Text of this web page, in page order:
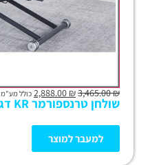
₪
3,465.00
₪ כולל מע"מ
שולחן טרנספורמר KR דגם 1901 אורך 100
למעבר למוצר